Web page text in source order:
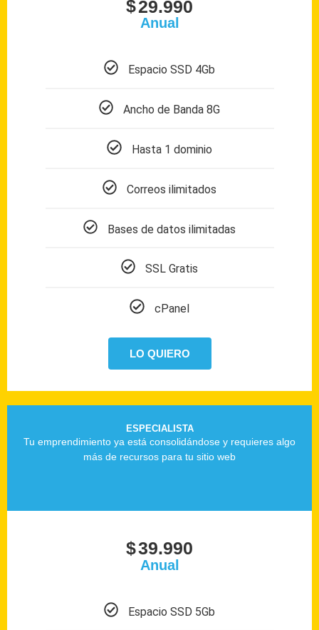
$29.990
Anual
Espacio SSD 4Gb
Ancho de Banda 8G
Hasta 1 dominio
Correos ilimitados
Bases de datos ilimitadas
SSL Gratis
cPanel
LO QUIERO
ESPECIALISTA
Tu emprendimiento ya está consolidándose y requieres algo
más de recursos para tu sitio web
$39.990
Anual
Espacio SSD 5Gb